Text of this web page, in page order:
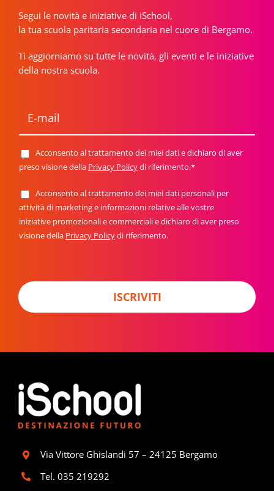
Segui le novità e iniziative di iSchool,
la tua scuola paritaria secondaria nel cuore di Bergamo.
Ti aggiorniamo su tutte le novità, gli eventi e le iniziative
della nostra scuola.
i
*
P
r
a
c
y
o
y
*
Acconsento al trattamento dei miei dati e dichiaro di aver
preso visione della Privacy Policydi riferimento.*
N
e
w
s
l
r
Acconsento al trattamento dei miei dati personali per
attività di marketing e informazioni relative alle vostre
iniziative promozionali e commerciali e dichiaro di aver preso
visione della Privacy Policydi riferimento.
ISCRIVITI
Via Vittore Ghislandi 57 – 24125 Bergamo
Tel. 035 219292